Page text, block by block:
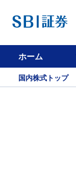
ホーム
国内株式トップ